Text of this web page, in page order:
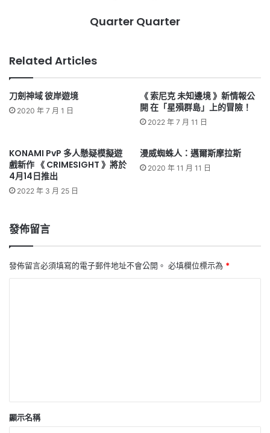
Quarter Quarter
Related Articles
刀劍神域 彼岸遊境
2020 年 7 月 1 日
《 索尼克 未知邊境 》新情報公
開 在「星殞群島」上的冒險！
2022 年 7 月 11 日
KONAMI PvP 多人懸疑模擬遊
戲新作 《 CRIMESIGHT 》將於
4月14日推出
2022 年 3 月 25 日
漫威蜘蛛人：邁爾斯摩拉斯
2020 年 11 月 11 日
發佈留言
發佈留言必須填寫的電子郵件地址不會公開。 必填欄位標示為 *
顯示名稱